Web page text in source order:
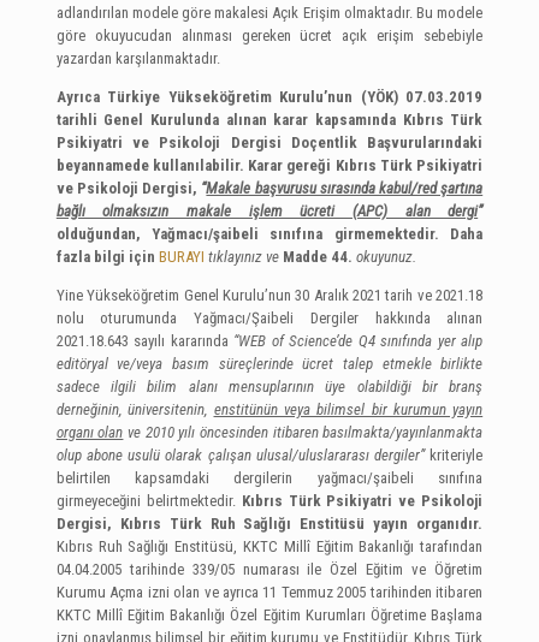
adlandırılan modele göre makalesi Açık Erişim olmaktadır. Bu modele
göre okuyucudan alınması gereken ücret açık erişim sebebiyle
yazardan karşılanmaktadır.
Ayrıca Türkiye Yükseköğretim Kurulu’nun (YÖK) 07.03.2019
tarihli Genel Kurulunda alınan karar kapsamında Kıbrıs Türk
Psikiyatri ve Psikoloji Dergisi Doçentlik Başvurularındaki
beyannamede kullanılabilir. Karar gereği Kıbrıs Türk Psikiyatri
ve Psikoloji Dergisi, “Makale başvurusu sırasında kabul/red şartına
bağlı olmaksızın makale işlem ücreti (APC) alan dergi”
olduğundan, Yağmacı/şaibeli sınıfına girmemektedir. Daha
fazla bilgi için BURAYI tıklayınız ve Madde 44. okuyunuz.
Yine Yükseköğretim Genel Kurulu’nun 30 Aralık 2021 tarih ve 2021.18
nolu oturumunda Yağmacı/Şaibeli Dergiler hakkında alınan
2021.18.643 sayılı kararında “WEB of Science’de Q4 sınıfında yer alıp
editöryal ve/veya basım süreçlerinde ücret talep etmekle birlikte
sadece ilgili bilim alanı mensuplarının üye olabildiği bir branş
derneğinin, üniversitenin, enstitünün veya bilimsel bir kurumun yayın
organı olan ve 2010 yılı öncesinden itibaren basılmakta/yayınlanmakta
olup abone usulü olarak çalışan ulusal/uluslararası dergiler”kriteriyle
belirtilen kapsamdaki dergilerin yağmacı/şaibeli sınıfına
girmeyeceğini belirtmektedir. Kıbrıs Türk Psikiyatri ve Psikoloji
Dergisi, Kıbrıs Türk Ruh Sağlığı Enstitüsü yayın organıdır.
Kıbrıs Ruh Sağlığı Enstitüsü, KKTC Millî Eğitim Bakanlığı tarafından
04.04.2005 tarihinde 339/05 numarası ile Özel Eğitim ve Öğretim
Kurumu Açma izni olan ve ayrıca 11 Temmuz 2005 tarihinden itibaren
KKTC Millî Eğitim Bakanlığı Özel Eğitim Kurumları Öğretime Başlama
izni onaylanmış bilimsel bir eğitim kurumu ve Enstitüdür. Kıbrıs Türk